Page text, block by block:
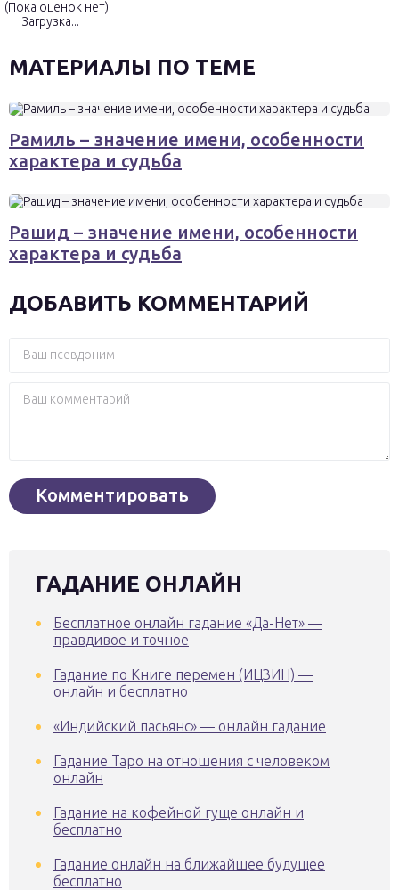
(Пока оценок нет)
Загрузка...
МАТЕРИАЛЫ ПО ТЕМЕ
Рамиль – значение имени, особенности
характера и судьба
Рашид – значение имени, особенности
характера и судьба
ДОБАВИТЬ КОММЕНТАРИЙ
ГАДАНИЕ ОНЛАЙН
Бесплатное онлайн гадание «Да-Нет» —
правдивое и точное
Гадание по Книге перемен (ИЦЗИН) —
онлайн и бесплатно
«Индийский пасьянс» — онлайн гадание
Гадание Таро на отношения с человеком
онлайн
Гадание на кофейной гуще онлайн и
бесплатно
Гадание онлайн на ближайшее будущее
бесплатно